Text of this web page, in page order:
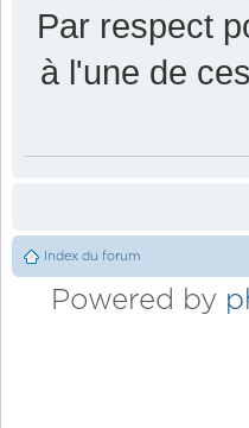
Par respect
à l'une de
Index du forum
Powered by